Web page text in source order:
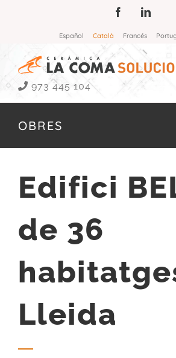
Facebook
Español Català Francés
973 445 104
OBRES
Edifici
de 36
Lleida